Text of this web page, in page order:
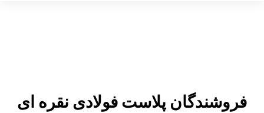
فروشندگان پلاست فولادی نقره ای